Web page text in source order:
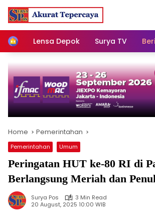
Skip
content
HomeLensa Depok Surya TV
Home Pemerintahan
Pemerintahan Umum
Peringatan HUT ke-80 RI di
Berlangsung Meriah dan
Surya Pos
3 Min Read
20 August, 2025 10:00 WIB